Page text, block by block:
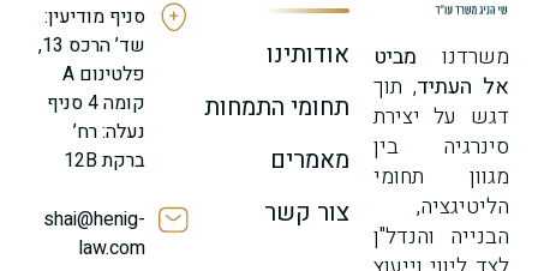
משרדנו מביט
אל העתיד, תוך
דגש על יצירת
סינרגיה בין
מגוון תחומי
הליטיגציה,
הבנייה והנדל"ן
אודותינו
תחומי התמחות
מאמרים
צור קשר
סניף מודיעין:
שד’ הרכס 13,
פלטינום A
קומה 4 סניף
נעלה: רח’
ברקת 12B
shai@henig-
law.com